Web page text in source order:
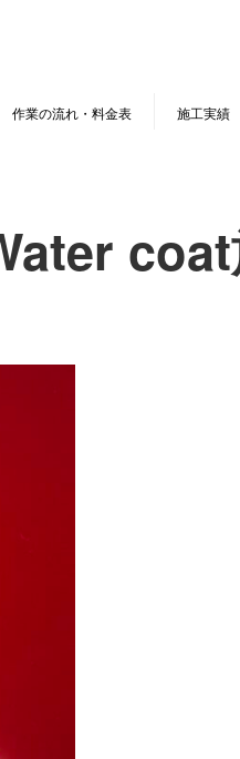
作業の流れ・料金表 施工実績